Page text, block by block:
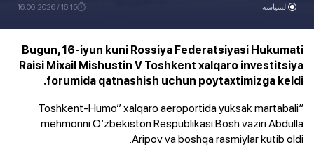
السياسة 16:15 / 16.06.2026
Bugun, 16-iyun kuni Rossiya Federatsiyasi Hukumati
Raisi Mixail Mishustin V Toshkent xalqaro investitsiya
forumida qatnashish uchun poytaxtimizga keldi.
“Toshkent-Humo” xalqaro aeroportida yuksak martabali
mehmonni O‘zbekiston Respublikasi Bosh vaziri Abdulla
Aripov va boshqa rasmiylar kutib oldi.